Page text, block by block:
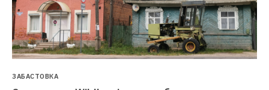
ЗАБАСТОВКА